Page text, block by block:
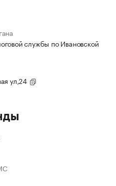
службы по Ивановской
ул,24